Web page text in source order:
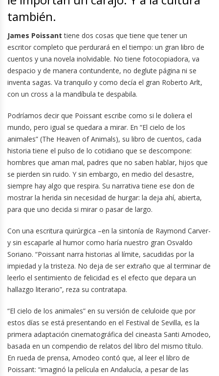
también.
James Poissant tiene dos cosas que tiene que tener un
escritor completo que perdurará en el tiempo: un gran libro de
cuentos y una novela inolvidable. No tiene fotocopiadora, va
despacio y de manera contundente, no deglute página ni se
inventa sagas. Va tranquilo y como decía el gran Roberto Arlt,
con un cross a la mandíbula te despabila.
Podríamos decir que Poissant escribe como si le doliera el
mundo, pero igual se quedara a mirar. En “El cielo de los
animales” (The Heaven of Animals), su libro de cuentos, cada
historia tiene el pulso de lo cotidiano que se descompone:
hombres que aman mal, padres que no saben hablar, hijos que
se pierden sin ruido. Y sin embargo, en medio del desastre,
siempre hay algo que respira. Su narrativa tiene ese don de
mostrar la herida sin necesidad de hurgar: la deja ahí, abierta,
para que uno decida si mirar o pasar de largo.
Con una escritura quirúrgica –en la sintonía de Raymond Carver-
y sin escaparle al humor como haría nuestro gran Osvaldo
Soriano. “Poissant narra historias al límite, sacudidas por la
impiedad y la tristeza. No deja de ser extraño que al terminar de
leerlo el sentimiento de felicidad es el efecto que depara un
hallazgo literario”, reza su contratapa.
“El cielo de los animales” en su versión de celuloide que por
estos días se está presentando en el Festival de Sevilla, es la
primera adaptación cinematográfica del cineasta Santi Amodeo,
basada en un compendio de relatos del libro del mismo título.
En rueda de prensa, Amodeo contó que, al leer el libro de
Poissant: “imaginó la película en Andalucía, a pesar de las